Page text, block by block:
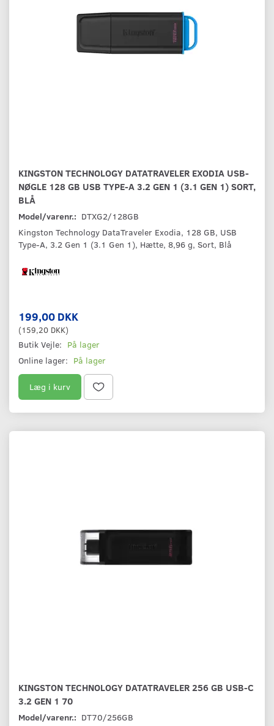
KINGSTON TECHNOLOGY DATATRAVELER EXODIA USB-
NØGLE 128 GB USB TYPE-A 3.2 GEN 1 (3.1 GEN 1) SORT,
BLÅ
Model/varenr.: DTXG2/128GB
Kingston Technology DataTraveler Exodia, 128 GB, USB
Type-A, 3.2 Gen 1 (3.1 Gen 1), Hætte, 8,96 g, Sort, Blå
199,00 DKK
(159,20 DKK)
Butik Vejle: På lager
Online lager: På lager
Læg i kurv
KINGSTON TECHNOLOGY DATATRAVELER 256 GB USB-C
3.2 GEN 1 70
Model/varenr.: DT70/256GB